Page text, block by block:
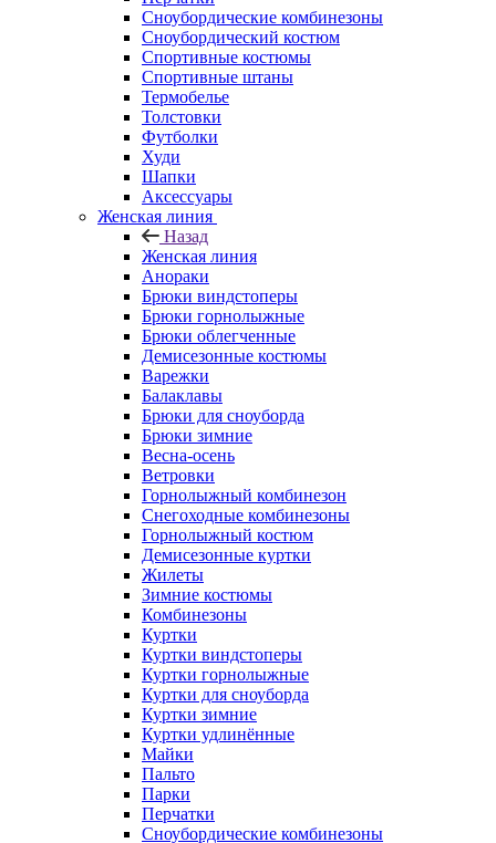
Сноубордические комбинезоны
Сноубордический костюм
Спортивные костюмы
Спортивные штаны
Термобелье
Толстовки
Футболки
Худи
Шапки
Аксессуары
Женская линия
Назад
Женская линия
Анораки
Брюки виндстоперы
Брюки горнолыжные
Брюки облегченные
Демисезонные костюмы
Варежки
Балаклавы
Брюки для сноуборда
Брюки зимние
Весна-осень
Ветровки
Горнолыжный комбинезон
Снегоходные комбинезоны
Горнолыжный костюм
Демисезонные куртки
Жилеты
Зимние костюмы
Комбинезоны
Куртки
Куртки виндстоперы
Куртки горнолыжные
Куртки для сноуборда
Куртки зимние
Куртки удлинённые
Майки
Пальто
Парки
Перчатки
Сноубордические комбинезоны